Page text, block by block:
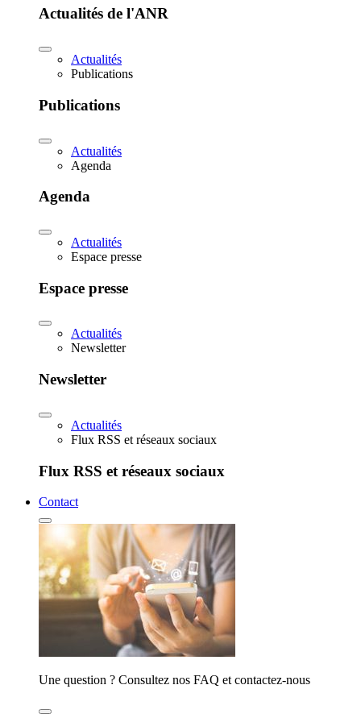
Actualités de l'ANR
Actualités
Publications
Publications
Actualités
Agenda
Agenda
Actualités
Espace presse
Espace presse
Actualités
Newsletter
Newsletter
Actualités
Flux RSS et réseaux sociaux
Flux RSS et réseaux sociaux
Contact
Une question ? Consultez nos FAQ et contactez-nous